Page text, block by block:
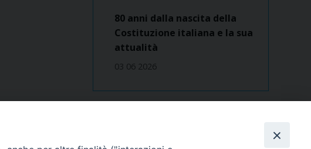
80 anni dalla nascita della
Costituzione italiana e la sua
attualità
03 06 2026